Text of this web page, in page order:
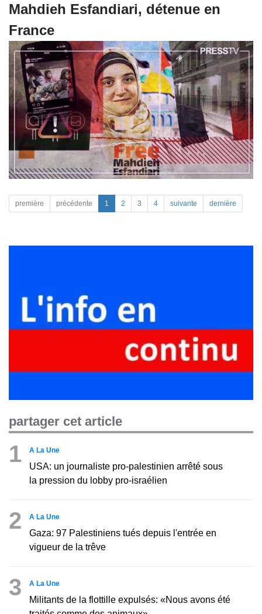
Mahdieh Esfandiari, détenue en
France
première précédente 1 2 3 4 suivante dernière
partager cet article
1 A La Une
USA: un journaliste pro-palestinien arrêté sous
la pression du lobby pro-israélien
2 A La Une
Gaza: 97 Palestiniens tués depuis l'entrée en
vigueur de la trêve
3 A La Une
Militants de la flottille expulsés: «Nous avons été